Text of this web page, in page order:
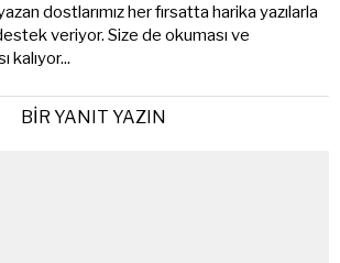
dostlarımız her fırsatta harika yazılarla
veriyor. Size de okuması ve
kalıyor...
BIR YANIT YAZIN